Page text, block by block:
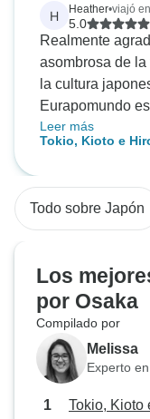
H Heather•viajó
5.0
Realmente
asombrosa de
la cultura
Eurapomundo
excepto el
perdió
fantásticas.
Leer más
Tokio, Kioto e
Todo sobre Japón
Los
por Osaka
Compilado por
Melissa
Experto
Tokio, Kioto